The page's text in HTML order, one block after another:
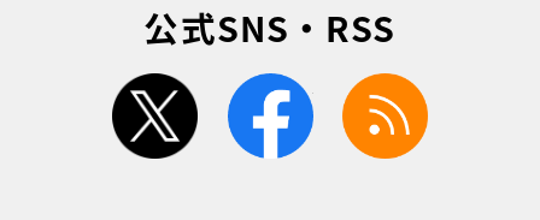
公式SNS・RSS
twitter facebook